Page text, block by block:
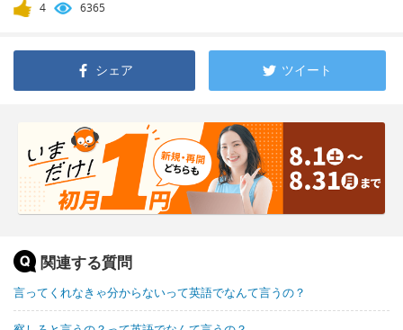
4 6365
シェア ツイート
関連する質問
言ってくれなきゃ分からないって英語でなんて言うの？